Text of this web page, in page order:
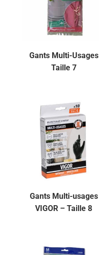
Gants Multi-Usages
Taille 7
Gants Multi-usages
VIGOR – Taille 8